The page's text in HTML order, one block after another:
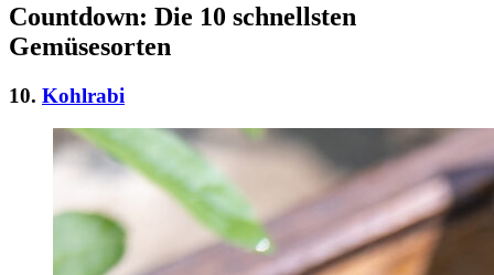
Countdown: Die 10 schnellsten
Gemüsesorten
10. Kohlrabi